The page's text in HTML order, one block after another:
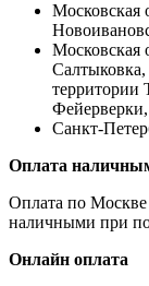
Московская
Московская
территории
Санкт-
Оплата
Оплата по Москве
наличными при
Онлайн оплата